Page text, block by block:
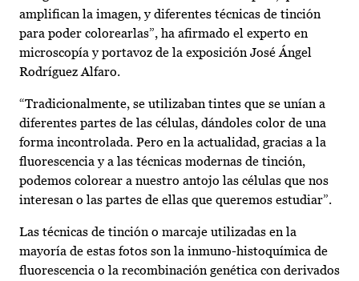
amplifican la imagen, y diferentes técnicas de tinción
para poder colorearlas”, ha afirmado el experto en
microscopía y portavoz de la exposición José Ángel
Rodríguez Alfaro.
“Tradicionalmente, se utilizaban tintes que se unían a
diferentes partes de las células, dándoles color de una
forma incontrolada. Pero en la actualidad, gracias a la
fluorescencia y a las técnicas modernas de tinción,
podemos colorear a nuestro antojo las células que nos
interesan o las partes de ellas que queremos estudiar”.
Las técnicas de tinción o marcaje utilizadas en la
mayoría de estas fotos son la inmuno-histoquímica de
fluorescencia o la recombinación genética con derivados